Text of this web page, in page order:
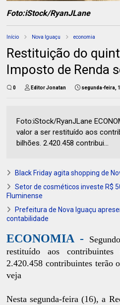
Foto:iStock/RyanJLane
Início Nova Iguaçu economia
Restituição do
Imposto de Renda
0 Editor Jonatan segunda-feira,
Foto:iStock/RyanJLane
valor a ser restituído aos
bilhões. 2.420.458 contribui...
Black Friday agita shopping de
Setor de cosméticos investe R$
Fluminense
Prefeitura de Nova Iguaçu
contabilidade
ECONOMIA -
restituído aos
2.420.458 contribuintes terão
veja
Nesta segunda-feira (16), a